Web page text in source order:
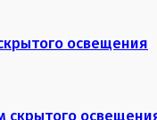
освещения